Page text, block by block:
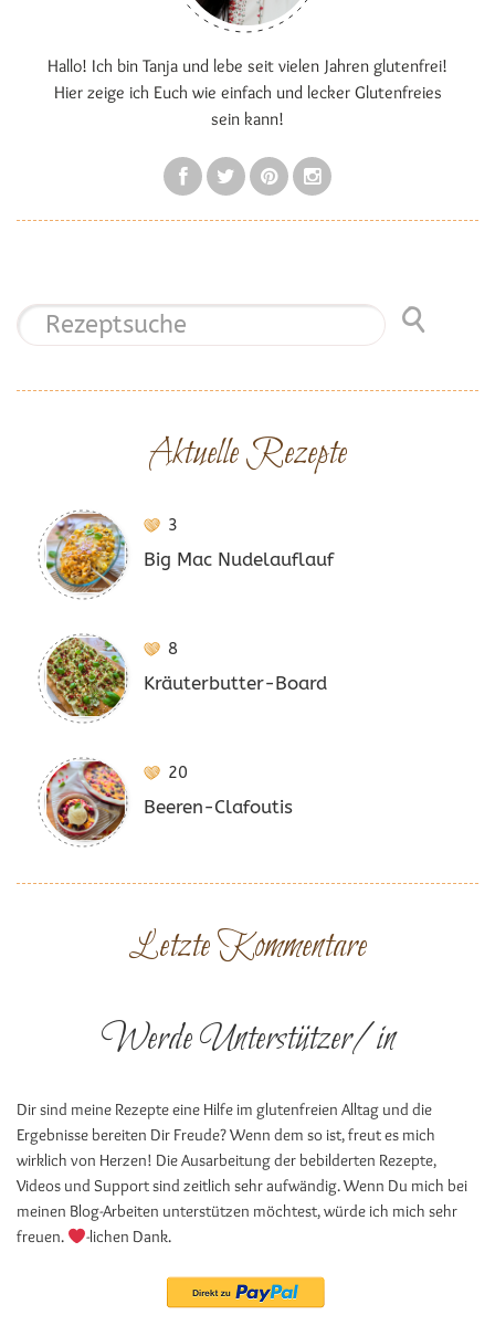
Hallo! Ich bin Tanja und lebe seit vielen Jahren glutenfrei!
Hier zeige ich Euch wie einfach und lecker Glutenfreies
sein kann!
Aktuelle Rezepte
3
Big Mac Nudelauflauf
8
Kräuterbutter-Board
20
Beeren-Clafoutis
Letzte Kommentare
Werde Unterstützer/in
Dir sind meine Rezepte eine Hilfe im glutenfreien Alltag und die
Ergebnisse bereiten Dir Freude? Wenn dem so ist, freut es mich
wirklich von Herzen! Die Ausarbeitung der bebilderten Rezepte,
Videos und Support sind zeitlich sehr aufwändig. Wenn Du mich bei
meinen Blog-Arbeiten unterstützen möchtest, würde ich mich sehr
freuen.
-lichen Dank.